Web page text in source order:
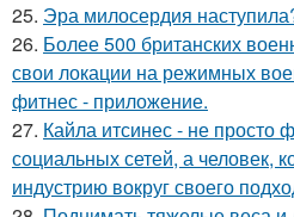
25. Эра милосердия
26. Более 500 британских
свои локации на режимных
фитнес - приложение.
27. Кайла итсинес - не просто
социальных сетей, а человек,
индустрию вокруг своего